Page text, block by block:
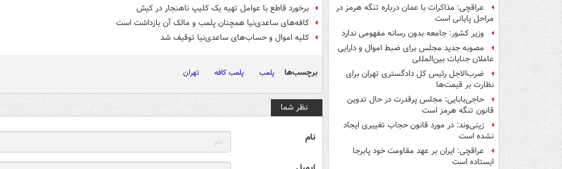
عراقچی: مذاکرات با عمان درباره تنگه هرمز در
مراحل پایانی است
وزیر کشور: جامعه بدون رسانه مفهومی ندارد
مصوبه جدید مجلس برای ضبط اموال و دارایی
عاملان جنایات بین‌المللی
ضرب‌الاجل رئیس کل دادگستری تهران برای
نظارت بر قیمت‌ها
حاجی‌بابایی: مجلس پرقدرت در حال تدوین
قانون تنگه هرمز است
زینی‌وند: در مورد قانون حجاب تغییری ایجاد
نشده است
عراقچی: ایران بر عهد مقاومت خود پابرجا
ایستاده است
برخورد قاطع با عوامل تهیه یک کلیپ ناهنجار در کیش
کافه‌های ساعدی‌نیا همچنان پلمب و مالک آن بازداشت است
کلیه اموال و حساب‌های ساعدی‌نیا توقیف شد
برچسب‌ها پلمب پلمب کافه تهران
نظر شما
نام